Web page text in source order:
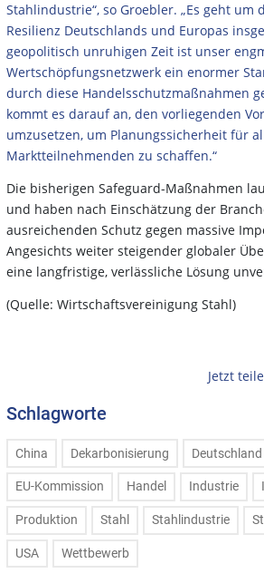
Stahlindustrie“, so Groebler. „Es geht um
Resilienz Deutschlands und Europas
geopolitisch unruhigen Zeit ist unser
Wertschöpfungsnetzwerk ein enormer
durch diese Handelsschutzmaßnahmen
kommt es darauf an, den vorliegenden
umzusetzen, um Planungssicherheit für
Marktteilnehmenden zu schaffen.“
Die bisherigen Safeguard-Maßnahmen
und haben nach Einschätzung der
ausreichenden Schutz gegen massive
Angesichts weiter steigender globaler
eine langfristige, verlässliche Lösung
(Quelle: Wirtschaftsvereinigung Stahl)
Jetzt
Schlagworte
China Dekarbonisierung Deutschland
EU-Kommission Handel Industrie
Produktion Stahl Stahlindustrie
USA Wettbewerb